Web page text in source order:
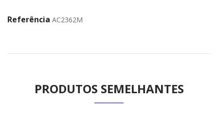
Referência AC2362M
PRODUTOS SEMELHANTES